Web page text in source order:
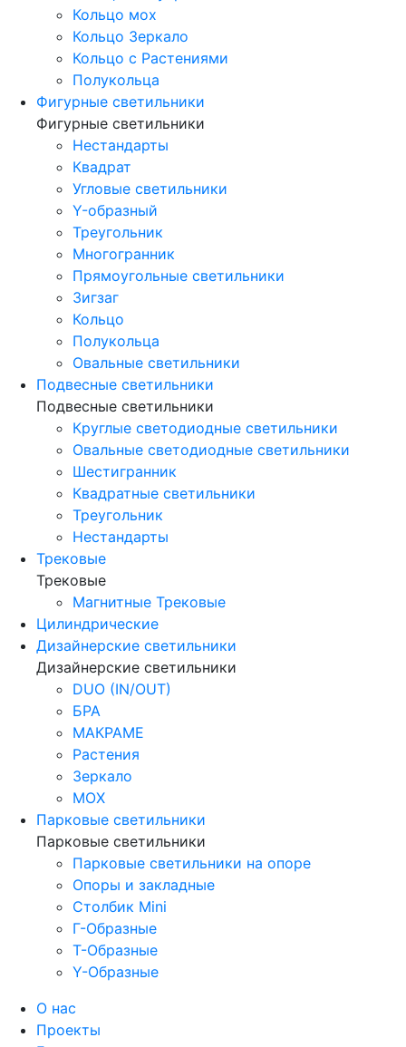
Кольцо мох
Кольцо Зеркало
Кольцо с Растениями
Полукольца
Фигурные светильники
Фигурные светильники
Нестандарты
Квадрат
Угловые светильники
Y-образный
Треугольник
Многогранник
Прямоугольные светильники
Зигзаг
Кольцо
Полукольца
Овальные светильники
Подвесные светильники
Подвесные светильники
Круглые светодиодные светильники
Овальные светодиодные светильники
Шестигранник
Квадратные светильники
Треугольник
Нестандарты
Трековые
Трековые
Магнитные Трековые
Цилиндрические
Дизайнерские светильники
Дизайнерские светильники
DUO (IN/OUT)
БРА
МАКРАМЕ
Растения
Зеркало
МОХ
Парковые светильники
Парковые светильники
Парковые светильники на опоре
Опоры и закладные
Столбик Mini
Г-Образные
Т-Образные
Y-Образные
О нас
Проекты